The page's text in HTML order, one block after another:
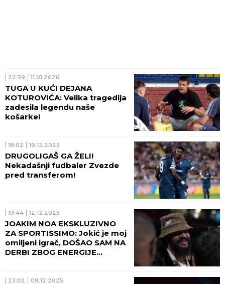
22:59 11.01.2026
TUGA U KUĆI DEJANA
KOTUROVIĆA: Velika tragedija
zadesila legendu naše
košarke!
18:02 19.12.2025
DRUGOLIGAŠ GA ŽELI!
Nekadašnji fudbaler Zvezde
pred transferom!
19:44 12.12.2025
JOAKIM NOA EKSKLUZIVNO
ZA SPORTISSIMO: Jokić je moj
omiljeni igrač, DOŠAO SAM NA
DERBI ZBOG ENERGIJE
23:02 09.12.2025